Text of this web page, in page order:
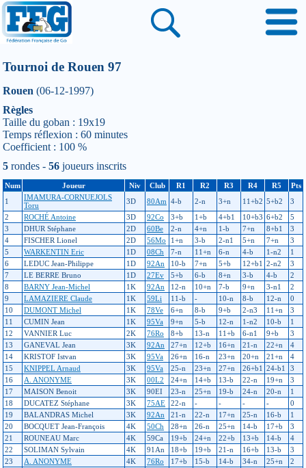
Tournoi de Rouen 97
Rouen (06-12-1997)
Règles
Taille du goban : 19x19
Temps réflexion : 60 minutes
Coefficient : 100 %
5 rondes - 56 joueurs inscrits
Num Joueur Niv Club R1 R2 R3 R4 R5
Pts
1
IMAMURA-CORNUEJOLS
Toru
3D 80Am 4-b 2-n 3+n 11+b2 5+b2
3
2
ROCHÉ Antoine 3D 92Co 3+b 1+b 4+b1 10+b3 6+b2
5
3
DHUR Stéphane 2D 60Be 2-n 4+n 1-b 7+n 8+b1
3
4
FISCHER Lionel 2D 56Mo 1+n 3-b 2-n1 5+n 7+n
3
5
WARKENTIN Eric 1D 08Ch 7-n 11+n 6-n 4-b 1-n2
1
6
LEDUC Jean-Philippe 1D 92An 10-b 7+n 5+b 12+b1 2-n2
3
7
LE BERRE Bruno 1D 27Ev 5+b 6-b 8+n 3-b 4-b
2
8
BARNY Jean-Michel 1K 92An 12-n 10+n 7-b 9+n 3-n1
2
9
LAMAZIERE Claude 1K 59Li 11-b - 10-n 8-b 12-n
0
10
DUMONT Michel 1K 78Ve 6+n 8-b 9+b 2-n3 11+n
3
11
CUMIN Jean 1K 95Va 9+n 5-b 12-n 1-n2 10-b
1
12
VANNIER Luc 2K 76Ro 8+b 13-n 11+b 6-n1 9+b
3
13
GANEVAL Jean 3K 92An 27+n 12+b 16+n 21-n 22+n
4
14
KRISTOF Istvan 3K 95Va 26+n 16-n 23+n 20+n 21+n
4
15
KNIPPEL Arnaud 3K 95Va 25-n 23+n 27+n 26+b1 24-b1
3
16
A. ANONYME 3K 00L2 24+n 14+b 13-b 22-n 19+n
3
17
MAISON Benoit 3K 90EI 23-n 25+n 19-b 24-n 20-n
1
18
DUCATEZ Stéphane 3K 75AE 22-n - - - -
0
19
BALANDRAS Michel 3K 92An 21-n 22-n 17+n 25-n 16-b
1
20
BOCQUET Jean-François 4K 50Ch 28+n 26-n 25+n 14-b 17+b
3
21
ROUNEAU Marc 4K 59Ca 19+b 24+n 22+b 13+b 14-b
4
22
SOLIMAN Sylvain 4K 91An 18+b 19+b 21-n 16+b 13-b
3
23
A. ANONYME 4K 76Ro 17+b 15-b 14-b 34-n 25+n
2